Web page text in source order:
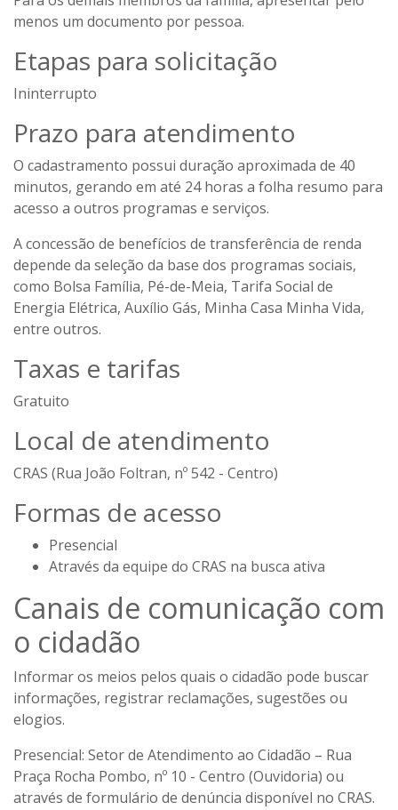
menos um documento por pessoa.
Etapas para solicitação
Ininterrupto
Prazo para atendimento
O cadastramento possui duração aproximada de 40
minutos, gerando em até 24 horas a folha resumo para
acesso a outros programas e serviços.
A concessão de benefícios de transferência de renda
depende da seleção da base dos programas sociais,
como Bolsa Família, Pé-de-Meia, Tarifa Social de
Energia Elétrica, Auxílio Gás, Minha Casa Minha Vida,
entre outros.
Taxas e tarifas
Gratuito
Local de atendimento
CRAS (Rua João Foltran, nº 542 - Centro)
Formas de acesso
Presencial
Através da equipe do CRAS na busca ativa
Canais de comunicação com
o cidadão
Informar os meios pelos quais o cidadão pode buscar
informações, registrar reclamações, sugestões ou
elogios.
Presencial: Setor de Atendimento ao Cidadão – Rua
Praça Rocha Pombo, nº 10 - Centro (Ouvidoria) ou
através de formulário de denúncia disponível no CRAS.